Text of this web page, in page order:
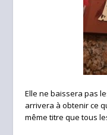
Elle ne baissera pas
arrivera à obtenir ce
même titre que tous